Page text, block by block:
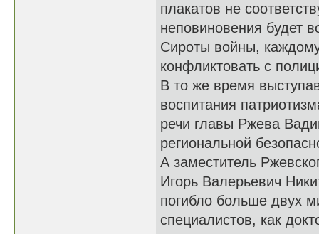
плакатов не
неповиновения будет
Сироты войны,
конфликтовать с
В то же время
воспитания
речи главы Ржева
региональной
А заместитель
Игорь Валерьевич
погибло больше двух
специалистов, как